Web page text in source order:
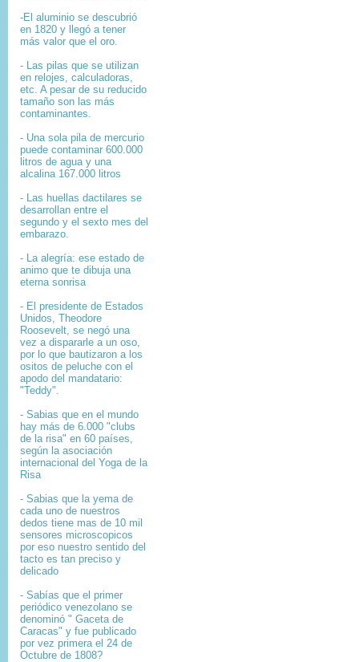
-El aluminio se descubrió
en 1820 y llegó a tener
más valor que el oro.
- Las pilas que se utilizan
en relojes, calculadoras,
etc. A pesar de su reducido
tamaño son las más
contaminantes.
- Una sola pila de mercurio
puede contaminar 600.000
litros de agua y una
alcalina 167.000 litros
- Las huellas dactilares se
desarrollan entre el
segundo y el sexto mes del
embarazo.
- La alegría: ese estado de
animo que te dibuja una
eterna sonrisa
- El presidente de Estados
Unidos, Theodore
Roosevelt, se negó una
vez a dispararle a un oso,
por lo que bautizaron a los
ositos de peluche con el
apodo del mandatario:
"Teddy".
- Sabias que en el mundo
hay más de 6.000 "clubs
de la risa" en 60 países,
según la asociación
internacional del Yoga de la
Risa
- Sabias que la yema de
cada uno de nuestros
dedos tiene mas de 10 mil
sensores microscopicos
por eso nuestro sentido del
tacto es tan preciso y
delicado
- Sabías que el primer
periódico venezolano se
denominó " Gaceta de
Caracas" y fue publicado
por vez primera el 24 de
Octubre de 1808?